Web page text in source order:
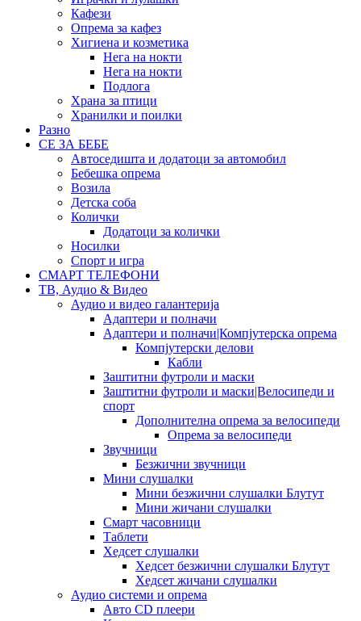
Кафези
Опрема за кафез
Хигиена и козметика
Нега на нокти
Нега на нокти
Подлога
Храна за птици
Хранилки и поилки
Разно
СЕ ЗА БЕБЕ
Автоседишта и додатоци за автомобил
Бебешка опрема
Возила
Детска соба
Колички
Додатоци за колички
Носилки
Спорт и игра
СМАРТ ТЕЛЕФОНИ
ТВ, Аудио & Видео
Аудио и видео галантерија
Адаптери и полначи
Адаптери и полначи|Компјутерска опрема
Компјутерски делови
Кабли
Заштитни футроли и маски
Заштитни футроли и маски|Велосипеди и
спорт
Дополнителна опрема за велосипеди
Опрема за велосипеди
Звучници
Безжични звучници
Мини слушалки
Мини безжични слушалки Блутут
Мини жичани слушалки
Смарт часовници
Таблети
Хедсет слушалки
Хедсет безжични слушалки Блутут
Хедсет жичани слушалки
Аудио системи и опрема
Авто CD плеери